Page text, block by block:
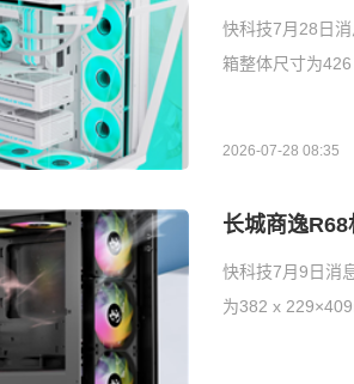
快科技7月28日
箱整体尺寸为
2026-07-28 08:35
长城商逸
快科技7月9日消
为382 x